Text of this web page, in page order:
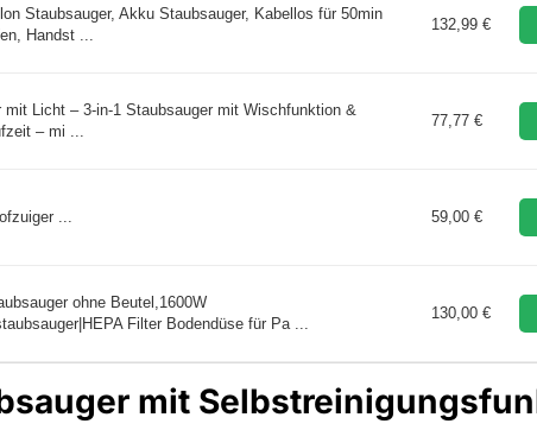
Staubsauger, Akku Staubsauger, Kabellos für 50min
Handst ...
132,99 €
mit Licht – 3-in-1 Staubsauger mit Wischfunktion &
– mi ...
77,77 €
... 59,00 €
ohne Beutel,1600W
Filter Bodendüse für Pa ...
130,00 €
mit